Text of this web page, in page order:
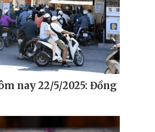
nay 22/5/2025: Đồng